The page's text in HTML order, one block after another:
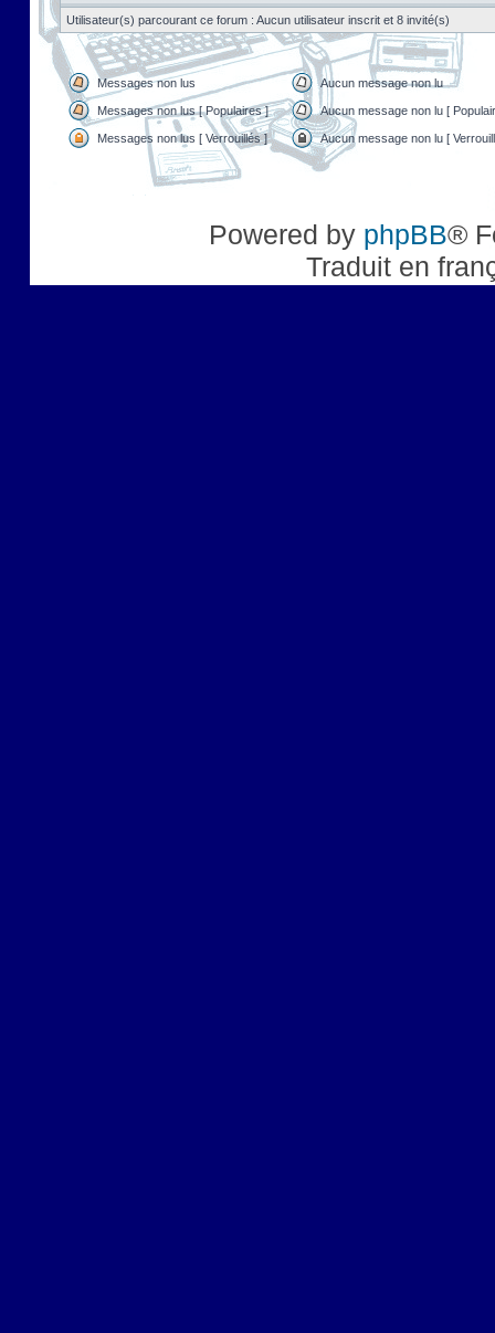
Utilisateur(s) parcourant ce forum : Aucun utilisateur inscrit et 8 invité(s)
Messages non lus Aucun message non lu
Messages non lus [ Populaires ] Aucun message non lu [
Messages non lus [ Verrouillés ] Aucun message non lu [
Powered by phpBB®
Traduit en